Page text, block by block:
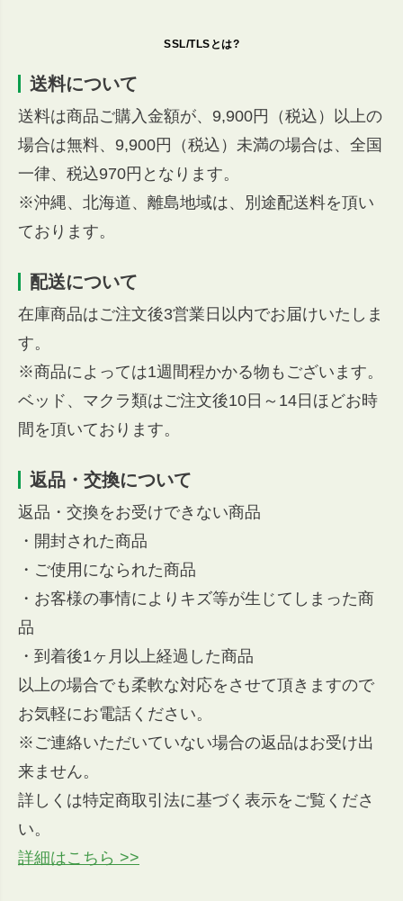
SSL/TLSとは?
送料について
送料は商品ご購入金額が、9,900円（税込）以上の
場合は無料、9,900円（税込）未満の場合は、全国
一律、税込970円となります。
※沖縄、北海道、離島地域は、別途配送料を頂い
ております。
配送について
在庫商品はご注文後3営業日以内でお届けいたしま
す。
※商品によっては1週間程かかる物もございます。
ベッド、マクラ類はご注文後10日～14日ほどお時
間を頂いております。
返品・交換について
返品・交換をお受けできない商品
・開封された商品
・ご使用になられた商品
・お客様の事情によりキズ等が生じてしまった商
品
・到着後1ヶ月以上経過した商品
以上の場合でも柔軟な対応をさせて頂きますので
お気軽にお電話ください。
※ご連絡いただいていない場合の返品はお受け出
来ません。
詳しくは特定商取引法に基づく表示をご覧くださ
い。
詳細はこちら >>